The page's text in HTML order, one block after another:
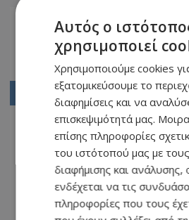
Αρχική
2572
2573
2575
2576
...
2597
Αυτός ο
χρησιμοποιεί
Χρησιμοποιούμε cookies
εξατομικεύσουμε το
διαφημίσεις και να
επισκεψιμότητά μας.
επίσης πληροφορίες
του ιστότοπού μας με
διαφήμισης και ανάλυσης,
ενδέχεται να τις
πληροφορίες που τους